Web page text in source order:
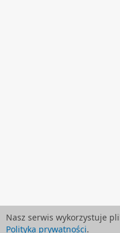
Nasz serwis wykorzystuje
Polityka prywatności.